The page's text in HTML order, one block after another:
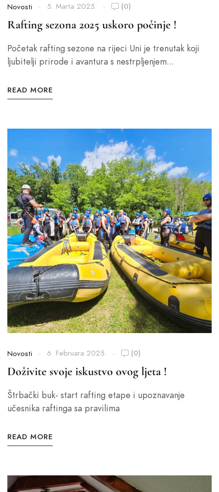
Novosti 5. Marta 2025. (0)
Rafting sezona 2025 uskoro počinje !
Početak rafting sezone na rijeci Uni je trenutak koji
ljubitelji prirode i avantura s nestrpljenjem...
READ MORE
Novosti 6. Februara 2025. (0)
Doživite svoje iskustvo ovog ljeta !
Štrbački buk- start rafting etape i upoznavanje
učesnika raftinga sa pravilima
READ MORE